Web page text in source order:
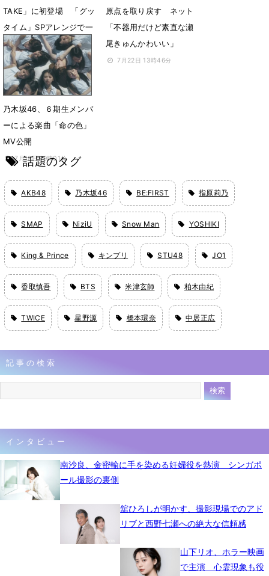
TAKE」に初登場 「グッ
タイム」SPアレンジで一
発撮り
7月24日 18時10分
原点を取り戻す ネット
「不器用だけど素直な瀬
尾きゅんかわいい」
7月22日 13時46分
乃木坂46、６期生メンバ
ーによる楽曲「命の色」
MV公開
7月19日 19時01分
話題のタグ
AKB48 乃木坂46 BE:FIRST 指原莉乃
SMAP NiziU Snow Man YOSHIKI
King & Prince キンプリ STU48 JO1
香取慎吾 BTS 米津玄師 柏木由紀
TWICE 星野源 橋本環奈 中居正広
記事の検索
インタビュー
南沙良、金密輸に手を染める妊婦役を熱演 シンガポ
ール撮影の裏側
舘ひろしが明かす、撮影現場でのアド
リブと西野七瀬への絶大な信頼感
山下リオ、ホラー映画
で主演 心霊現象も役